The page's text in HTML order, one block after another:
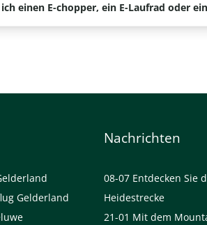
einen E-chopper, ein E-Laufrad oder
Gelderland
Nachrichten
08-07 Entdecken Sie
Heidestrecke
21-01 Mit dem